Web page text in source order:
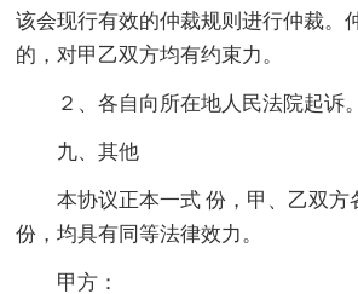
该会现行有效的仲裁规则进行仲裁。
的，对甲乙双方均有约束力。
２、各自向所在地人民法院起诉。
九、其他
本协议正本一式 份，甲、乙双方
份，均具有同等法律效力。
甲方：